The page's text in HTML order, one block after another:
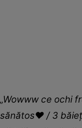
„Wowww ce ochi
sănătos❤ / 3